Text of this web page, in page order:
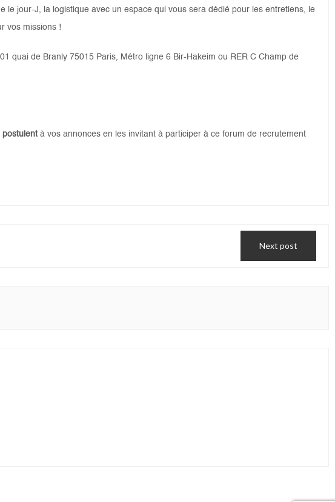
le jour-J, la logistique avec un espace qui vous sera dédié pour les entretiens, le
vos missions !
quai de Branly 75015 Paris, Métro ligne 6 Bir-Hakeim ou RER C Champ de
postulent à vos annonces en les invitant à participer à ce forum de recrutement
Next post